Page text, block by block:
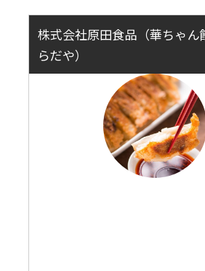
株式会社原田食品（華ちゃん
らだや）